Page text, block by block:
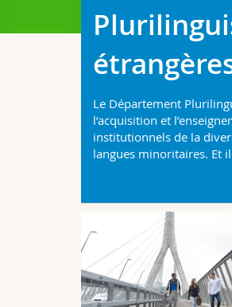
Le Département
l’acquisition et
institutionnels de la
langues minoritaires. Et